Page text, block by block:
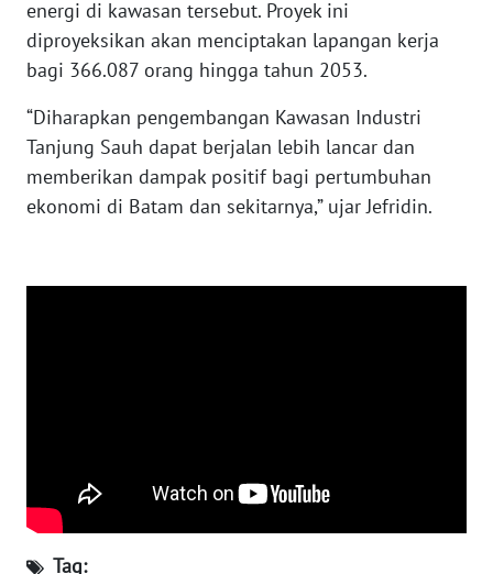
energi di kawasan tersebut. Proyek ini
diproyeksikan akan menciptakan lapangan kerja
bagi 366.087 orang hingga tahun 2053.
“Diharapkan pengembangan Kawasan Industri
Tanjung Sauh dapat berjalan lebih lancar dan
memberikan dampak positif bagi pertumbuhan
ekonomi di Batam dan sekitarnya,” ujar Jefridin.
Tag:
SULTRA
WN
NTB
WN
SULTENG
WN
SUMSEL